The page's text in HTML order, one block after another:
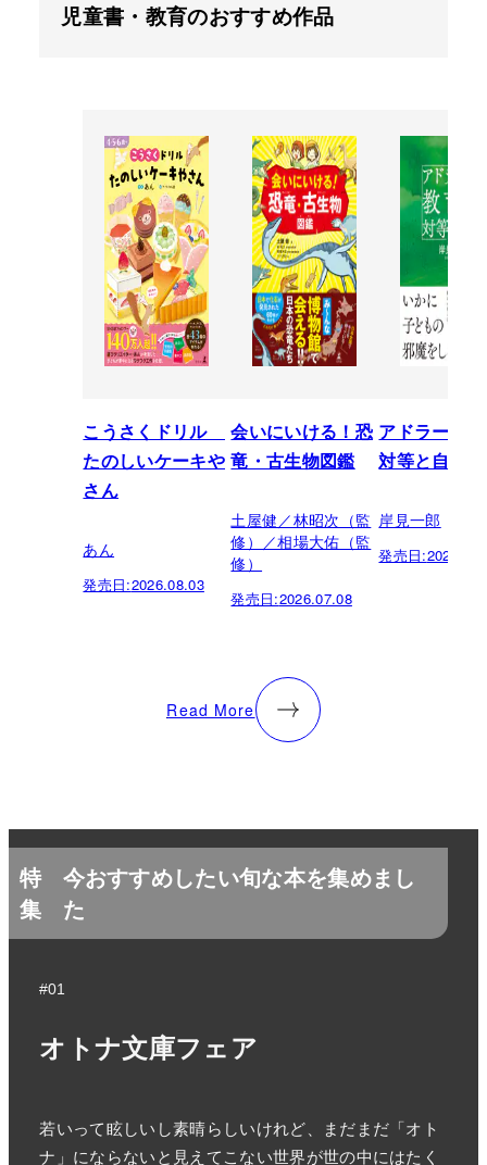
児童書・教育のおすすめ作品
こうさくドリル
たのしいケーキや
さん
あん
発売日:2026.08.03
会いにいける！恐
竜・古生物図鑑
土屋健／林昭次（監
修）／相場大佑（監
修）
発売日:2026.07.08
アドラーの
対等と自立
岸見一郎
発売日:
Read More
特
集
今おすすめしたい旬な本を集めまし
た
#01
オトナ文庫フェア
若いって眩しいし素晴らしいけれど、まだまだ「オト
ナ」にならないと見えてこない世界が世の中にはたく